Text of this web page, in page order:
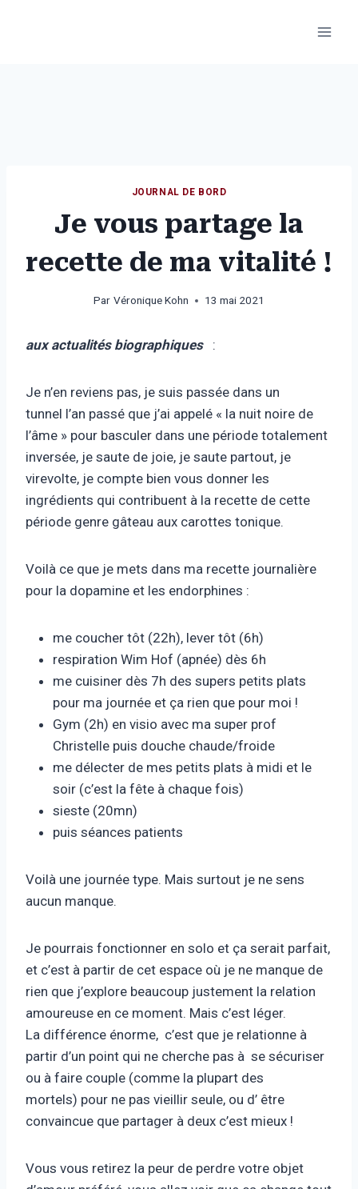
JOURNAL DE BORD
Je vous partage la
recette de ma vitalité !
Par Véronique Kohn 13 mai 2021
aux actualités biographiques :
Je n’en reviens pas, je suis passée dans un
tunnel l’an passé que j’ai appelé « la nuit noire de
l’âme » pour basculer dans une période totalement
inversée, je saute de joie, je saute partout, je
virevolte, je compte bien vous donner les
ingrédients qui contribuent à la recette de cette
période genre gâteau aux carottes tonique.
Voilà ce que je mets dans ma recette journalière
pour la dopamine et les endorphines :
me coucher tôt (22h), lever tôt (6h)
respiration Wim Hof (apnée) dès 6h
me cuisiner dès 7h des supers petits plats
pour ma journée et ça rien que pour moi !
Gym (2h) en visio avec ma super prof
Christelle puis douche chaude/froide
me délecter de mes petits plats à midi et le
soir (c’est la fête à chaque fois)
sieste (20mn)
puis séances patients
Voilà une journée type. Mais surtout je ne sens
aucun manque.
Je pourrais fonctionner en solo et ça serait parfait,
et c’est à partir de cet espace où je ne manque de
rien que j’explore beaucoup justement la relation
amoureuse en ce moment. Mais c’est léger.
La différence énorme, c’est que je relationne à
partir d’un point qui ne cherche pas à se sécuriser
ou à faire couple (comme la plupart des
mortels) pour ne pas vieillir seule, ou d’ être
convaincue que partager à deux c’est mieux !
Vous vous retirez la peur de perdre votre objet